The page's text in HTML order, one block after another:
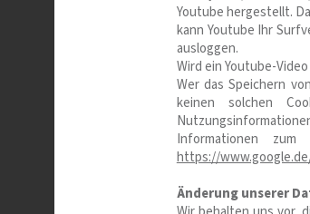
Youtube hergestellt.
kann Youtube Ihr
ausloggen.
Wird ein Youtube-
Wer das Speichern
keinen solchen
Informationen
https://
Änderung unserer